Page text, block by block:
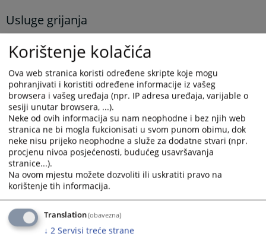
Usluge grijanja
Prikazana vijest je na: Srpski jezik
Prateći dokumenti
Usluge grijanja
67PREGLEDA
Korištenje kolačića
Ova web stranica koristi određene skripte koje mogu
pohranjivati i koristiti određene informacije iz vašeg
browsera i vašeg uređaja (npr. IP adresa uređaja, varijable o
sesiji unutar browsera, ...).
Neke od ovih informacija su nam neophodne i bez njih web
stranica ne bi mogla fukcionisati u svom punom obimu, dok
neke nisu prijeko neophodne a služe za dodatne stvari (npr.
procjenu nivoa posjećenosti, budućeg usavršavanja
stranice...).
Na ovom mjestu možete dozvoliti ili uskratiti pravo na
korištenje tih informacija.
Translation(obavezna)
↓ 2 Servisi treće strane